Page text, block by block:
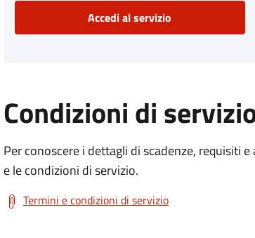
Accedi al servizio
Condizioni di
Per conoscere i dettagli di scadenze, requisiti
e le condizioni di servizio.
Termini e condizioni di servizio